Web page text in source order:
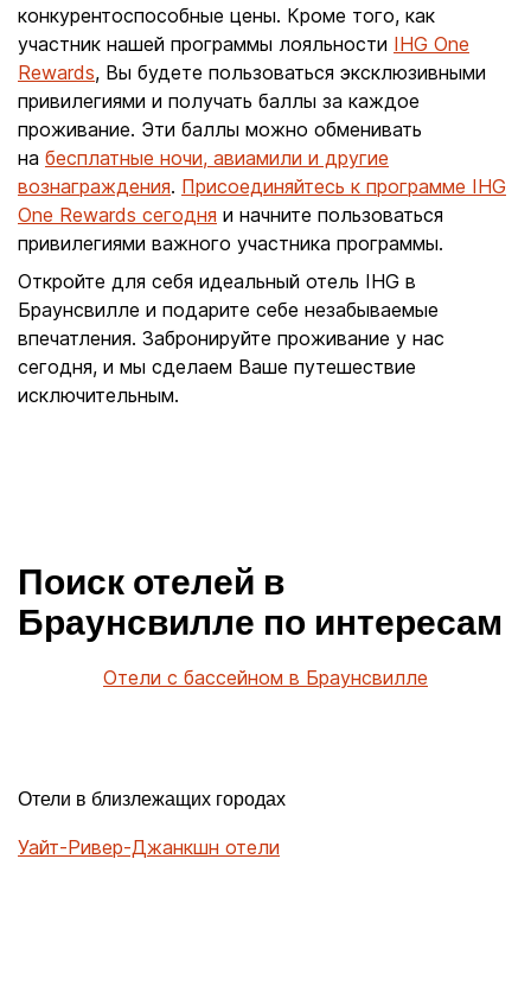
конкурентоспособные цены. Кроме того, как
участник нашей программы лояльности IHG One
Rewards, Вы будете пользоваться эксклюзивными
привилегиями и получать баллы за каждое
проживание. Эти баллы можно обменивать
на бесплатные ночи, авиамили и другие
вознаграждения. Присоединяйтесь к программе IHG
One Rewards сегодня и начните пользоваться
привилегиями важного участника программы.
Откройте для себя идеальный отель IHG в
Браунсвилле и подарите себе незабываемые
впечатления. Забронируйте проживание у нас
сегодня, и мы сделаем Ваше путешествие
исключительным.
Поиск отелей в
Браунсвилле по интересам
Отели с бассейном в Браунсвилле
Отели в близлежащих городах
Уайт-Ривер-Джанкшн отели